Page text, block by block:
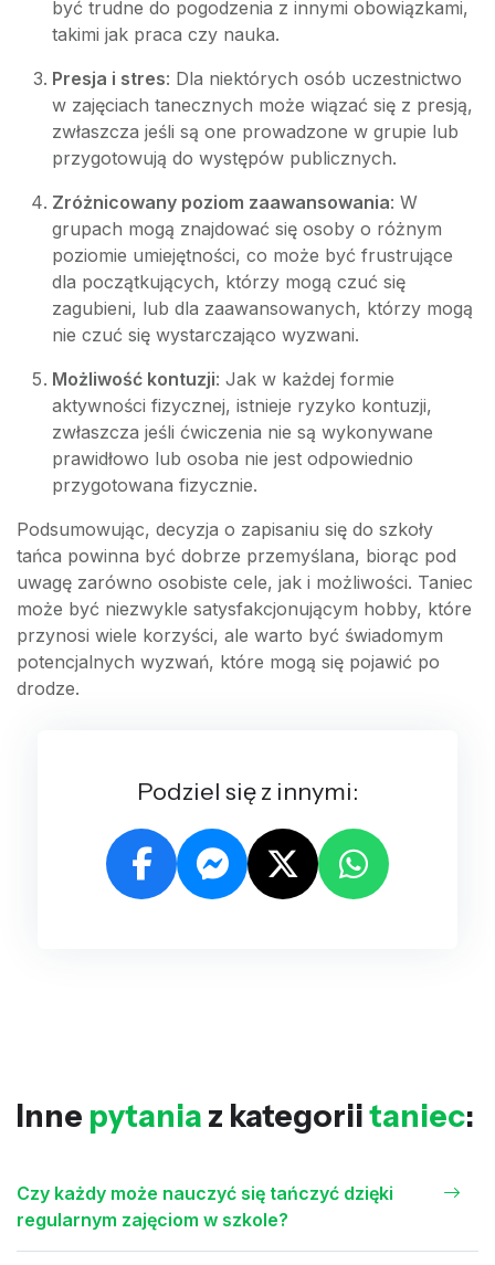
być trudne do pogodzenia z innymi obowiązkami,
takimi jak praca czy nauka.
Presja i stres: Dla niektórych osób uczestnictwo
w zajęciach tanecznych może wiązać się z presją,
zwłaszcza jeśli są one prowadzone w grupie lub
przygotowują do występów publicznych.
Zróżnicowany poziom zaawansowania: W
grupach mogą znajdować się osoby o różnym
poziomie umiejętności, co może być frustrujące
dla początkujących, którzy mogą czuć się
zagubieni, lub dla zaawansowanych, którzy mogą
nie czuć się wystarczająco wyzwani.
Możliwość kontuzji: Jak w każdej formie
aktywności fizycznej, istnieje ryzyko kontuzji,
zwłaszcza jeśli ćwiczenia nie są wykonywane
prawidłowo lub osoba nie jest odpowiednio
przygotowana fizycznie.
Podsumowując, decyzja o zapisaniu się do szkoły
tańca powinna być dobrze przemyślana, biorąc pod
uwagę zarówno osobiste cele, jak i możliwości. Taniec
może być niezwykle satysfakcjonującym hobby, które
przynosi wiele korzyści, ale warto być świadomym
potencjalnych wyzwań, które mogą się pojawić po
drodze.
Podziel się z innymi:
Inne pytania z kategoriitaniec:
Czy każdy może nauczyć się tańczyć dzięki
regularnym zajęciom w szkole?